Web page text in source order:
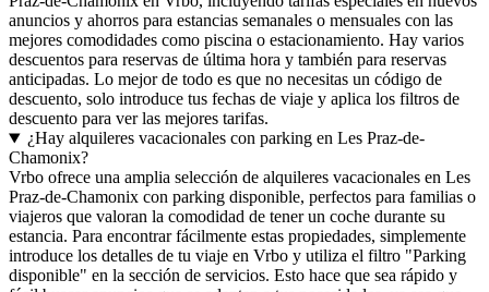
anuncios y ahorros para estancias semanales o mensuales con las
mejores comodidades como piscina o estacionamiento. Hay varios
descuentos para reservas de última hora y también para reservas
anticipadas. Lo mejor de todo es que no necesitas un código de
descuento, solo introduce tus fechas de viaje y aplica los filtros de
descuento para ver las mejores tarifas.
¿Hay alquileres vacacionales con parking en Les Praz-de-
Chamonix?
Vrbo ofrece una amplia selección de alquileres vacacionales en Les
Praz-de-Chamonix con parking disponible, perfectos para familias o
viajeros que valoran la comodidad de tener un coche durante su
estancia. Para encontrar fácilmente estas propiedades, simplemente
introduce los detalles de tu viaje en Vrbo y utiliza el filtro "Parking
disponible" en la sección de servicios. Esto hace que sea rápido y